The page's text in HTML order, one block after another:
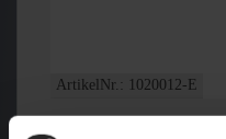
ArtikelNr.: 1020012-E